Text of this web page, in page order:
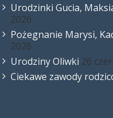
Urodzinki Gucia,
2026
Pożegnanie Marysi,
2026
Urodziny Oliwki 26
Ciekawe zawody